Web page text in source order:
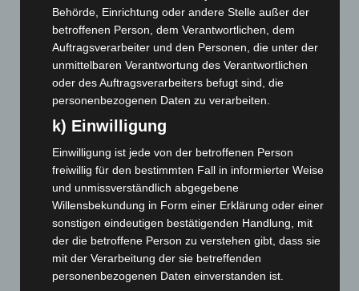
Waldbrandeinsatz aus Spanien zurück
7. August 2026
Hannover: Erste Tigermücken-Population in Niedersachsen
entdeckt
7. August 2026
Brand im „Haus der Begegnung“ in Neuwarmbüchen schnell
eingedämmt
6. August 2026
Region Hannover: 21 neue Notfallsanitäter starten beim
Roten Kreuz
5. August 2026
Mann läuft mit Hockeyschläger über A7 – Polizei sucht
Zeugen
Behörde, Einrichtung oder andere Stelle außer der
betroffenen Person, dem Verantwortlichen, dem
Auftragsverarbeiter und den Personen, die unter der
unmittelbaren Verantwortung des Verantwortlichen
oder des Auftragsverarbeiters befugt sind, die
personenbezogenen Daten zu verarbeiten.
k) Einwilligung
Einwilligung ist jede von der betroffenen Person
freiwillig für den bestimmten Fall in informierter Weise
und unmissverständlich abgegebene
Willensbekundung in Form einer Erklärung oder einer
sonstigen eindeutigen bestätigenden Handlung, mit
der die betroffene Person zu verstehen gibt, dass sie
mit der Verarbeitung der sie betreffenden
personenbezogenen Daten einverstanden ist.